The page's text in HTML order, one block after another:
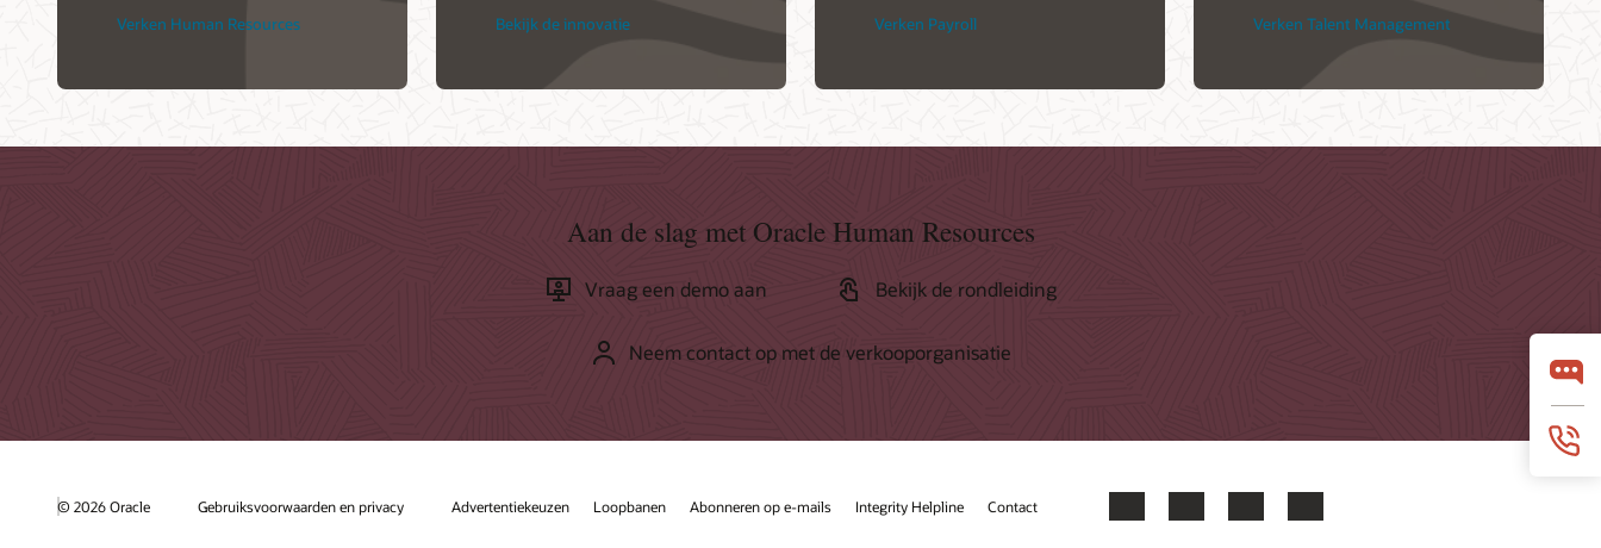
Verken Human Resources Bekijk de innovatie Verken Payroll Verken Talent Management
Aan de slag met Oracle Human Resources
Vraag een demo aan Bekijk de rondleiding
Neem contact op met de verkooporganisatie
© 2026 Oracle Gebruiksvoorwaarden en privacy Advertentiekeuzen Loopbanen Abonneren op e-mails Integrity Helpline Contact Facebook
X LinkedInYouTube